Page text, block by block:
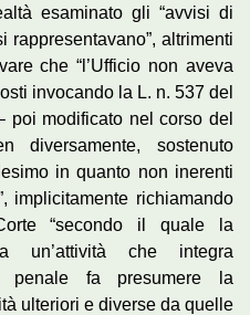
esaminato gli “avvisi di
rappresentavano”, altrimenti
che “l’Ufficio non aveva
invocando la L. n. 537 del
poi modificato nel corso del
sostenuto
in quanto non inerenti
implicitamente richiamando
“secondo il quale la
un’attività che integra
penale fa presumere la
ulteriori e diverse da quelle